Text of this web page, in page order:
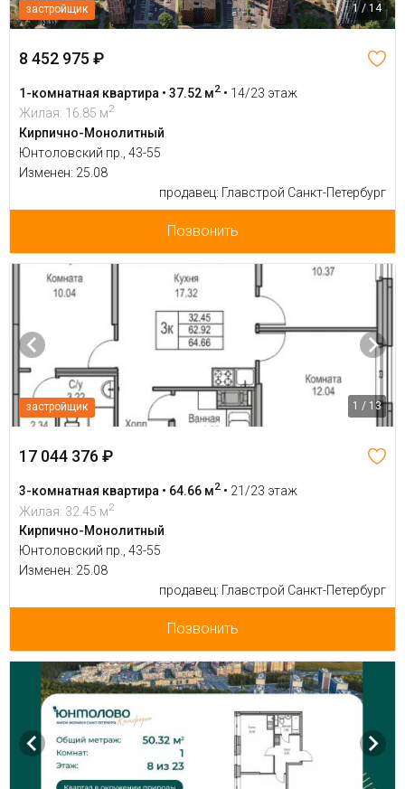
застройщик 1 / 14
8 452 975 ₽
1-комнатная квартира • 37.52 м2 • 14/23 этаж
Жилая: 16.85 м2
Кирпично-Монолитный
Юнтоловский пр., 43-55
Изменен: 25.08
продавец: Главстрой Санкт-Петербург
Позвонить
застройщик 1 / 13
17 044 376 ₽
3-комнатная квартира • 64.66 м2 • 21/23 этаж
Жилая: 32.45 м2
Кирпично-Монолитный
Юнтоловский пр., 43-55
Изменен: 25.08
продавец: Главстрой Санкт-Петербург
Позвонить